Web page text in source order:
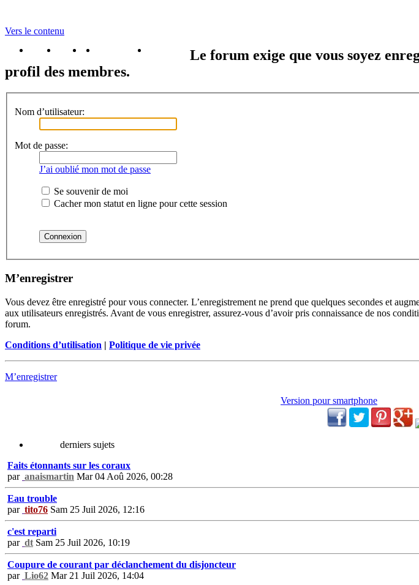
Vers le contenu
portail
forum faq m'enregister
Le forum exige que vous soyez
profil des membres.
Nom d’utilisateur:
Mot de passe:
J’ai oublié mon mot de passe
Se souvenir de moi
Cacher mon statut en ligne pour cette session
M’enregistrer
Vous devez être enregistré pour vous connecter. L’enregistrement ne prend que quelques secondes et
aux utilisateurs enregistrés. Avant de vous enregistrer, assurez-vous d’avoir pris connaissance de nos
forum.
Conditions d’utilisation | Politique de vie privée
M’enregistrer
Version pour smartphone
derniers sujets
Faits étonnants sur les coraux
par anaismartin Mar 04 Aoû 2026, 00:28
Eau trouble
par tito76 Sam 25 Juil 2026, 12:16
c'est reparti
par dt Sam 25 Juil 2026, 10:19
Coupure de courant par déclanchement du disjoncteur
par Lio62 Mar 21 Juil 2026, 14:04